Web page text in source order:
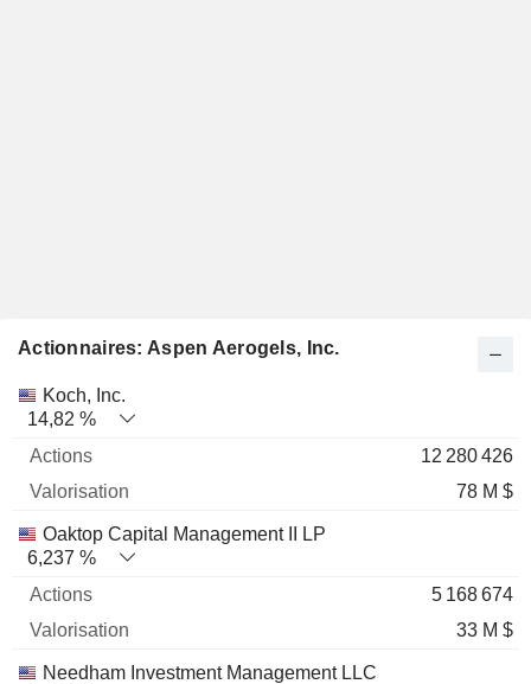
Actionnaires: Aspen Aerogels, Inc.
Nom Actions
Koch, Inc.
14,82 %
12 280 426
78 M $
Oaktop Capital Management II LP
6,237 %
5 168 674
33 M $
Needham Investment Management LLC